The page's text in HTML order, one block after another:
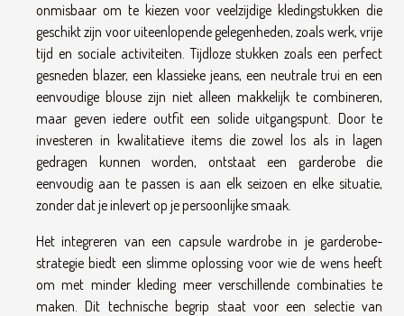
onmisbaar om te kiezen voor veelzijdige kledingstukken die
geschikt zijn voor uiteenlopende gelegenheden, zoals werk, vrije
tijd en sociale activiteiten. Tijdloze stukken zoals een perfect
gesneden blazer, een klassieke jeans, een neutrale trui en een
eenvoudige blouse zijn niet alleen makkelijk te combineren,
maar geven iedere outfit een solide uitgangspunt. Door te
investeren in kwalitatieve items die zowel los als in lagen
gedragen kunnen worden, ontstaat een garderobe die
eenvoudig aan te passen is aan elk seizoen en elke situatie,
zonder dat je inlevert op je persoonlijke smaak.
Het integreren van een capsule wardrobe in je garderobe-
strategie biedt een slimme oplossing voor wie de wens heeft
om met minder kleding meer verschillende combinaties te
maken. Dit technische begrip staat voor een selectie van